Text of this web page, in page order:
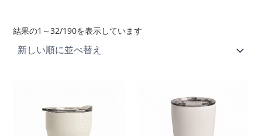
結果の1～32/190を表示しています新